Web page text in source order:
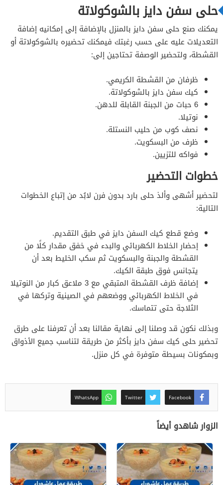
حلى سفن دايز بالشوكولاتة
يمكنك صنع حلى سفن دايز بالمنزل بالإضافة إلى إمكانيه إضافة
التعديلات عليه على حسب رغبتك فيمكنك تحضيره بالشوكولاتة أو
القشطة، ولتحضير الوصفة تحتاجين إلى:
ظرفان من القشطة الكريمي.
كيك سفن دايز بالشوكولاتة.
6 حبات من الجبنة القابلة للدهن.
نوتيلا.
نصف كوب من حليب النستلة.
ظرف من البسكويت.
فواكه للتزيين.
خطوات التحضير
لتحضير أشهى وألذ حلى بارد بدون فرن لابُد من إتباع الخطوات
التالية:
وضع قطع كيك السفن دايز في طبق التقديم.
إحضار الخلاط الكهربائي والبدء في خفق مقدار كلًا من
القشطة والجبنة والبسكويت ثم سكب الخليط بعد أن
يتجانس فوق طبقة الكيك.
إضافة ظرف القشطة المتبقي مع 3 ملاعق كبار من النوتيلا
في الخلاط الكهربائي ووضعهم في الصينية وتركها في
الثلاجة حتى تتماسك.
وبذلك نكون قد وصلنا إلى نهاية مقالنا بعد أن تعرفنا على طرق
تحضير حلى كيك سفن دايز بأكثر من طريقة لتناسب جميع الأذواق
وبمكونات بسيطة متوفرة في كل منزل.
Facebook
Twitter
WhatsApp
الزوار شاهدو أيضاً